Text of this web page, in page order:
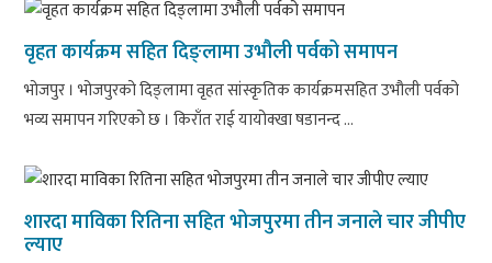
वृहत कार्यक्रम सहित दिङ्लामा उभौली पर्वको समापन
भोजपुर । भोजपुरको दिङ्लामा वृहत सांस्कृतिक कार्यक्रमसहित उभौली पर्वको
भव्य समापन गरिएको छ । किराँत राई यायोक्खा षडानन्द ...
शारदा माविका रितिना सहित भोजपुरमा तीन जनाले चार जीपीए
ल्याए